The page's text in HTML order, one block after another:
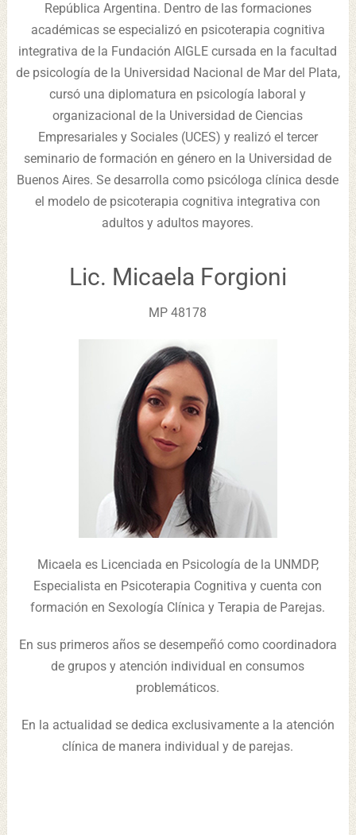
República Argentina. Dentro de las formaciones
académicas se especializó en psicoterapia cognitiva
integrativa de la Fundación AIGLE cursada en la facultad
de psicología de la Universidad Nacional de Mar del Plata,
cursó una diplomatura en psicología laboral y
organizacional de la Universidad de Ciencias
Empresariales y Sociales (UCES) y realizó el tercer
seminario de formación en género en la Universidad de
Buenos Aires. Se desarrolla como psicóloga clínica desde
el modelo de psicoterapia cognitiva integrativa con
adultos y adultos mayores.
Lic. Micaela Forgioni
MP 48178
Micaela es Licenciada en Psicología de la UNMDP,
Especialista en Psicoterapia Cognitiva y cuenta con
formación en Sexología Clínica y Terapia de Parejas.
En sus primeros años se desempeñó como coordinadora
de grupos y atención individual en consumos
problemáticos.
En la actualidad se dedica exclusivamente a la atención
clínica de manera individual y de parejas.